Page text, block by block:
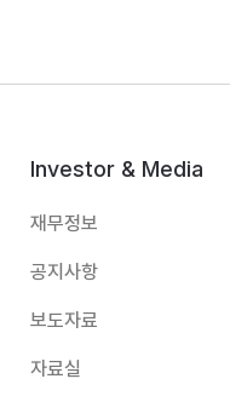
Investor & Media
재무정보
공지사항
보도자료
자료실